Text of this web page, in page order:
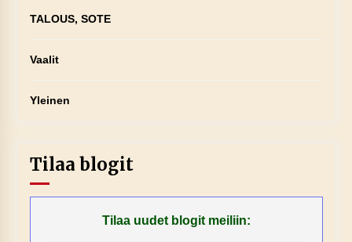
TALOUS, SOTE
Vaalit
Yleinen
Tilaa blogit
Tilaa uudet blogit meiliin: